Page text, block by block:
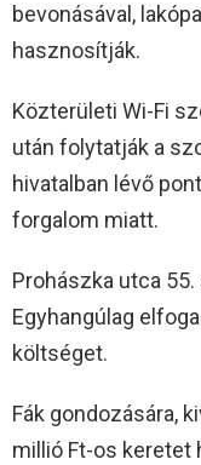
bevonásával,
hasznosítják.
Közterületi Wi-Fi
után folytatják a
hivatalban lévő
forgalom miatt.
Prohászka utca
Egyhangúlag
költséget.
Fák gondozására,
millió Ft-os keretet